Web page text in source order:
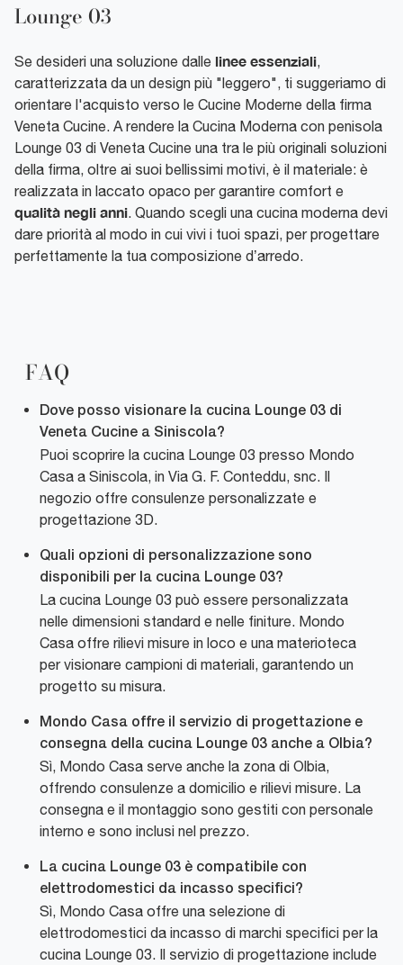
Lounge 03
Se desideri una soluzione dalle linee essenziali,
caratterizzata da un design più "leggero", ti suggeriamo di
orientare l'acquisto verso le Cucine Moderne della firma
Veneta Cucine. A rendere la Cucina Moderna con penisola
Lounge 03 di Veneta Cucine una tra le più originali soluzioni
della firma, oltre ai suoi bellissimi motivi, è il materiale: è
realizzata in laccato opaco per garantire comfort e
qualità negli anni. Quando scegli una cucina moderna devi
dare priorità al modo in cui vivi i tuoi spazi, per progettare
perfettamente la tua composizione d’arredo.
FAQ
Dove posso visionare la cucina Lounge 03 di
Veneta Cucine a Siniscola?
Puoi scoprire la cucina Lounge 03 presso Mondo
Casa a Siniscola, in Via G. F. Conteddu, snc. Il
negozio offre consulenze personalizzate e
progettazione 3D.
Quali opzioni di personalizzazione sono
disponibili per la cucina Lounge 03?
La cucina Lounge 03 può essere personalizzata
nelle dimensioni standard e nelle finiture. Mondo
Casa offre rilievi misure in loco e una materioteca
per visionare campioni di materiali, garantendo un
progetto su misura.
Mondo Casa offre il servizio di progettazione e
consegna della cucina Lounge 03 anche a Olbia?
Sì, Mondo Casa serve anche la zona di Olbia,
offrendo consulenze a domicilio e rilievi misure. La
consegna e il montaggio sono gestiti con personale
interno e sono inclusi nel prezzo.
La cucina Lounge 03 è compatibile con
elettrodomestici da incasso specifici?
Sì, Mondo Casa offre una selezione di
elettrodomestici da incasso di marchi specifici per la
cucina Lounge 03. Il servizio di progettazione include